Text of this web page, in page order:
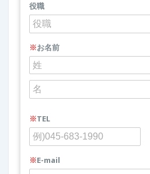
役職
※お名前
※TEL
※E-mail